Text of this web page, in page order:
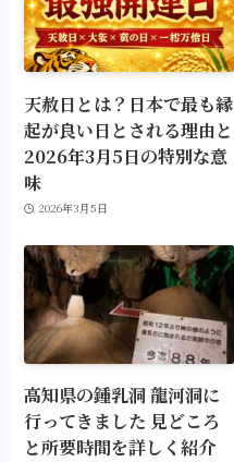
天赦日とは？日本で最も縁
起が良い日とされる理由と
2026年3月5日の特別な意
味
2026年3月5日
高知県の鍾乳洞 龍河洞に
行ってきました 見どころ
と所要時間を詳しく紹介